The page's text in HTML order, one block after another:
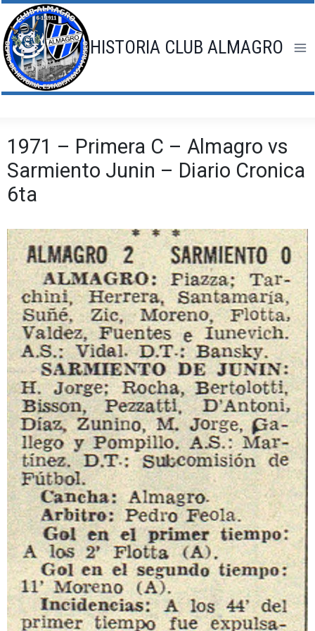
Saltar
al
contenido
HISTORIA CLUB ALMAGRO
1971 – Primera C – Almagro vs
Sarmiento Junin – Diario Cronica
6ta